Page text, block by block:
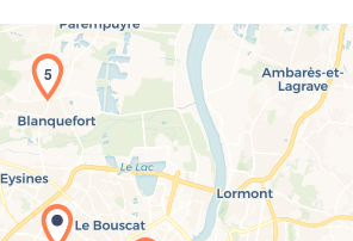
Chargement de la carte en cours...
5